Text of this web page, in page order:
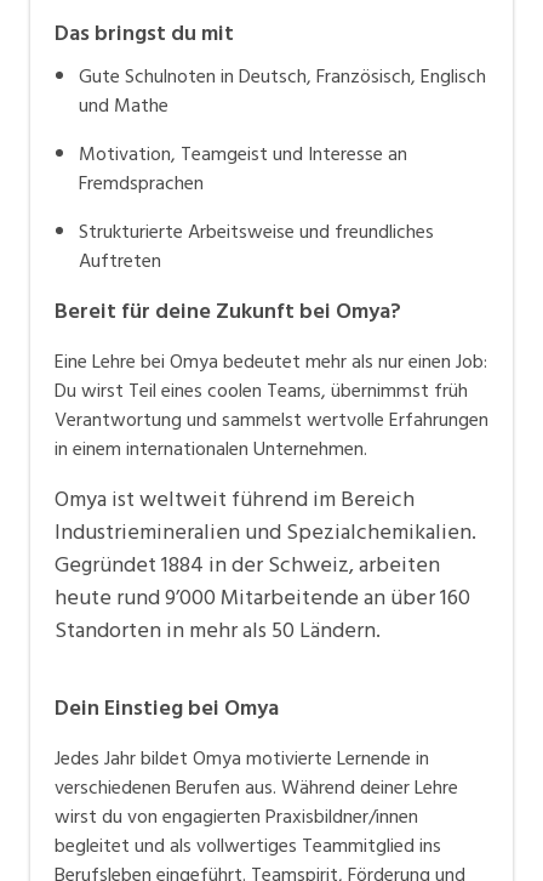
Das bringst du mit
Gute Schulnoten in Deutsch, Französisch, Englisch
und Mathe
Motivation, Teamgeist und Interesse an
Fremdsprachen
Strukturierte Arbeitsweise und freundliches
Auftreten
Bereit für deine Zukunft bei Omya?
Eine Lehre bei Omya bedeutet mehr als nur einen Job:
Du wirst Teil eines coolen Teams, übernimmst früh
Verantwortung und sammelst wertvolle Erfahrungen
in einem internationalen Unternehmen.
Omya ist weltweit führend im Bereich
Industriemineralien und Spezialchemikalien.
Gegründet 1884 in der Schweiz, arbeiten
heute rund 9’000 Mitarbeitende an über 160
Standorten in mehr als 50 Ländern.
Dein Einstieg bei Omya
Jedes Jahr bildet Omya motivierte Lernende in
verschiedenen Berufen aus. Während deiner Lehre
wirst du von engagierten Praxisbildner/innen
begleitet und als vollwertiges Teammitglied ins